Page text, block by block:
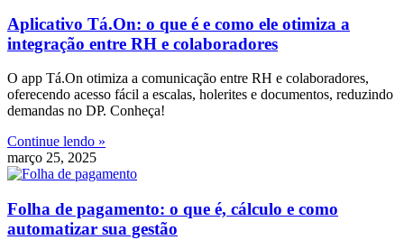
Aplicativo Tá.On: o que é e como ele otimiza a
integração entre RH e colaboradores
O app Tá.On otimiza a comunicação entre RH e colaboradores,
oferecendo acesso fácil a escalas, holerites e documentos, reduzindo
demandas no DP. Conheça!
Continue lendo »
março 25, 2025
Folha de pagamento: o que é, cálculo e como
automatizar sua gestão